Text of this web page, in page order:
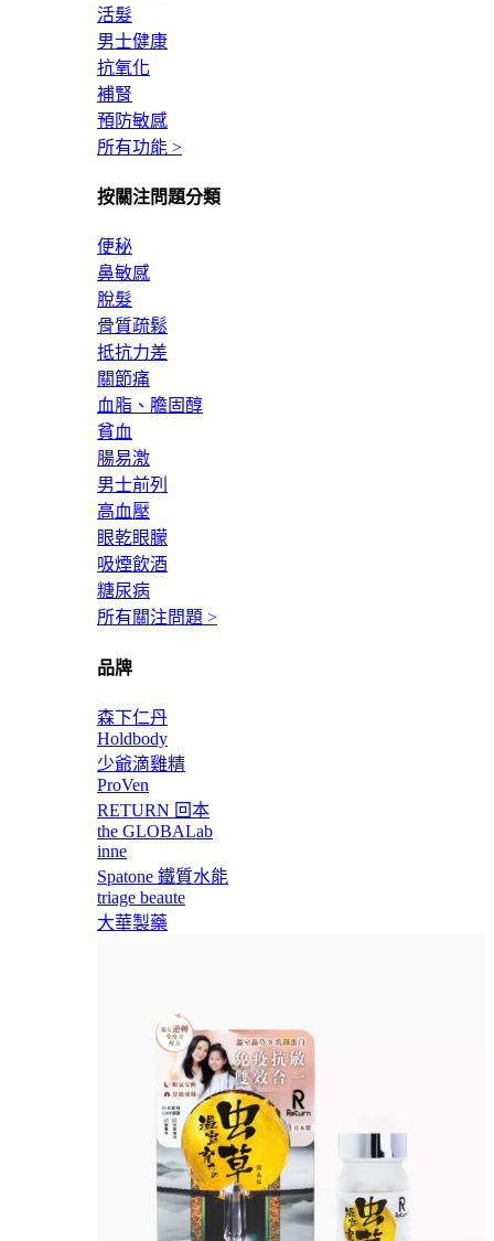
活髮
男士健康
抗氧化
補腎
預防敏感
所有功能 >
按關注問題分類
便秘
鼻敏感
脫髮
骨質疏鬆
抵抗力差
關節痛
血脂、膽固醇
貧血
腸易激
男士前列
高血壓
眼乾眼朦
吸煙飲酒
糖尿病
所有關注問題 >
品牌
森下仁丹
Holdbody
少爺滴雞精
ProVen
RETURN 回本
the GLOBALab
inne
Spatone 鐵質水能
triage beaute
大華製藥